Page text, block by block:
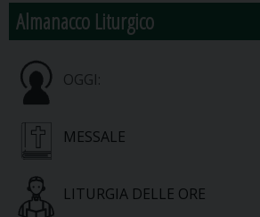
Almanacco Liturgico
OGGI:
MESSALE
LITURGIA DELLE ORE